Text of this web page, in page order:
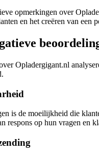
opmerkingen over
en het creëren van een
Opladergigant.nl
is de moeilijkheid die
respons op hun vragen en